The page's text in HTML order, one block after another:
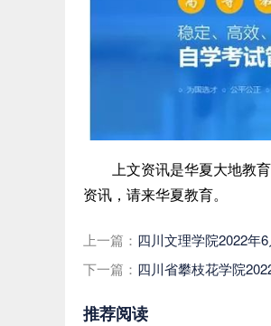
上文资讯是华夏大地教
资讯，请来华夏教育。
上一篇： 四川文理学院2022年
下一篇： 四川省攀枝花学院
推荐阅读